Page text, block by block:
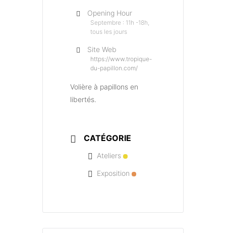
Opening Hour
Septembre : 11h -18h,
tous les jours
Site Web
https://www.tropique-
du-papillon.com/
Volière à papillons en
libertés.
CATÉGORIE
Ateliers
Exposition